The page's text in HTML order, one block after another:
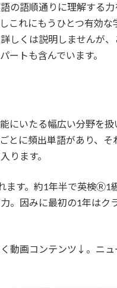
の語順通りに理解する
これにもうひとつ有効
しくは説明しませんが
ートも含んでいます。
にいたる幅広い分野を
とに頻出単語があり、
ります。
ます。約1年半で英検Ⓡ1
。因みに最初の1年はク
動画コンテンツ↓。ニ